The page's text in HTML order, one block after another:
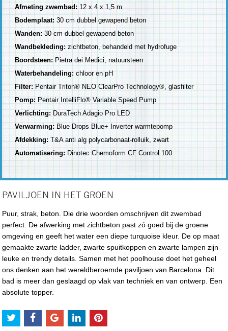
Afmeting zwembad:12 x 4 x 1,5 m
Bodemplaat:30 cm dubbel gewapend beton
Wanden: 30 cm dubbel gewapend beton
Wandbekleding: zichtbeton, behandeld met hydrofuge
Boordsteen: Pietra dei Medici, natuursteen
Waterbehandeling: chloor en pH
Filter: Pentair Triton® NEO ClearPro Technology®, glasfilter
Pomp: Pentair IntelliFlo® Variable Speed Pump
Verlichting: DuraTech Adagio Pro LED
Verwarming: Blue Drops Blue+ Inverter warmtepomp
Afdekking:T&A anti alg polycarbonaat-rolluik, zwart
Automatisering: Dinotec Chemoform CF Control 100
PAVILJOEN IN HET GROEN
Puur, strak, beton. Die drie woorden omschrijven dit zwembad
perfect. De afwerking met zichtbeton past zó goed bij de groene
omgeving en geeft het water een diepe turquoise kleur. De op maat
gemaakte zwarte ladder, zwarte spuitkoppen en zwarte lampen zijn
leuke en trendy details. Samen met het poolhouse doet het geheel
ons denken aan het wereldberoemde paviljoen van Barcelona. Dit
bad is meer dan geslaagd op vlak van techniek en van ontwerp. Een
absolute topper.